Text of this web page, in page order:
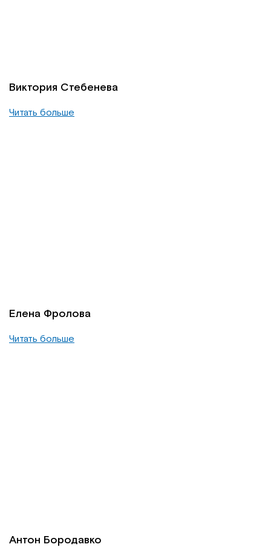
Виктория Стебенева
Читать больше
Елена Фролова
Читать больше
Антон Бородавко